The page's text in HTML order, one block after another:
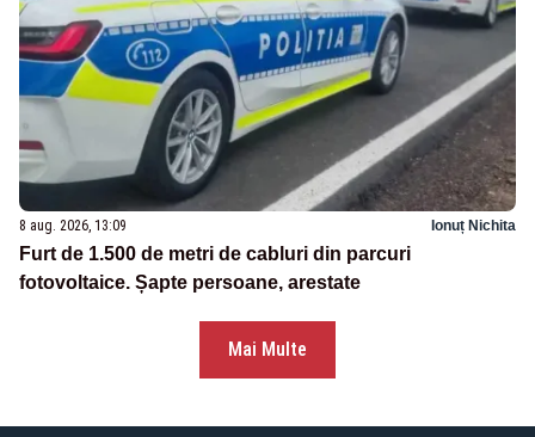
8 aug. 2026, 13:09 Ionuț Nichita
Furt de 1.500 de metri de cabluri din parcuri
fotovoltaice. Șapte persoane, arestate
Mai Multe